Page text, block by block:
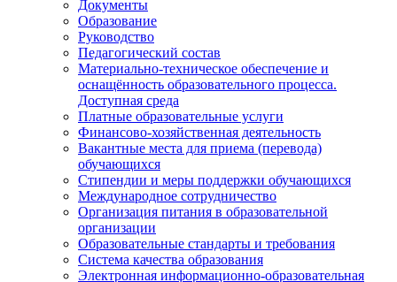
Документы
Образование
Руководство
Педагогический состав
Материально-техническое обеспечение и
оснащённость образовательного процесса.
Доступная среда
Платные образовательные услуги
Финансово-хозяйственная деятельность
Вакантные места для приема (перевода)
обучающихся
Стипендии и меры поддержки обучающихся
Международное сотрудничество
Организация питания в образовательной
организации
Образовательные стандарты и требования
Система качества образования
Электронная информационно-образовательная